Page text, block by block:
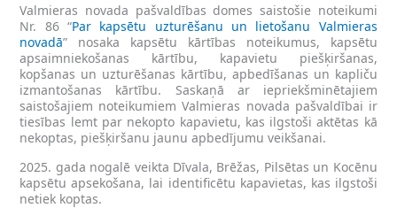
Valmieras novada pašvaldības domes saistošie noteikumi
Nr. 86 “Par kapsētu uzturēšanu un lietošanu Valmieras
novadā” nosaka kapsētu kārtības noteikumus, kapsētu
apsaimniekošanas kārtību, kapavietu piešķiršanas,
kopšanas un uzturēšanas kārtību, apbedīšanas un kapliču
izmantošanas kārtību. Saskaņā ar iepriekšminētajiem
saistošajiem noteikumiem Valmieras novada pašvaldībai ir
tiesības lemt par nekopto kapavietu, kas ilgstoši aktētas kā
nekoptas, piešķiršanu jaunu apbedījumu veikšanai.
2025. gada nogalē veikta Dīvala, Brēžas, Pilsētas un Kocēnu
kapsētu apsekošana, lai identificētu kapavietas, kas ilgstoši
netiek koptas.